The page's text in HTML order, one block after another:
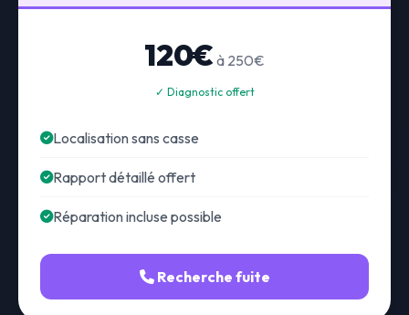
120€ à 250€
✓ Diagnostic offert
Localisation sans casse
Rapport détaillé offert
Réparation incluse possible
Recherche fuite